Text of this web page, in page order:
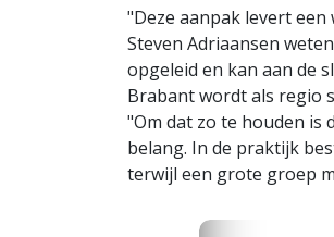
"Deze aanpak levert
Steven Adriaansen
opgeleid en kan aan de
Brabant wordt als regio
"Om dat zo te houden is
belang. In de praktijk
terwijl een grote groep